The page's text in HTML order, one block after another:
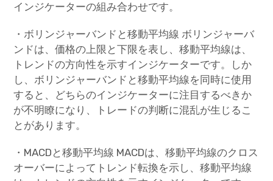
インジケーターの組み合わせです。
・ボリンジャーバンドと移動平均線 ボリンジャーバ
ンドは、価格の上限と下限を表し、移動平均線は、
トレンドの方向性を示すインジケーターです。しか
し、ボリンジャーバンドと移動平均線を同時に使用
すると、どちらのインジケーターに注目するべきか
が不明瞭になり、トレードの判断に混乱が生じるこ
とがあります。
・MACDと移動平均線 MACDは、移動平均線のクロス
オーバーによってトレンド転換を示し、移動平均線